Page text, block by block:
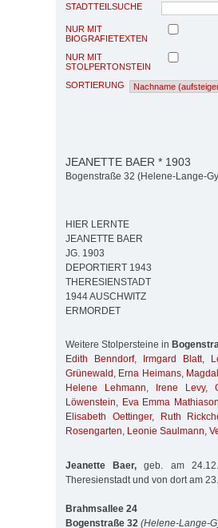
STADTTEILSUCHE
NUR MIT
BIOGRAFIETEXTEN
NUR MIT
STOLPERTONSTEIN
SORTIERUNG
JEANETTE BAER * 1903
Bogenstraße 32 (Helene-Lange-
HIER LERNTE
JEANETTE BAER
JG. 1903
DEPORTIERT 1943
THERESIENSTADT
1944 AUSCHWITZ
ERMORDET
Weitere Stolpersteine in
Edith Benndorf, Irmgard Blatt,
Grünewald , Erna Heimans,
Helene Lehmann, Irene Levy,
Löwenstein, Eva Emma Mathiason
Elisabeth Oettinger, Ruth
Rosengarten, Leonie Saulmann,
Jeanette Baer, geb. am
Theresienstadt und von dort am
Brahmsallee 24
Bogenstraße 32 (Helene-Lange-